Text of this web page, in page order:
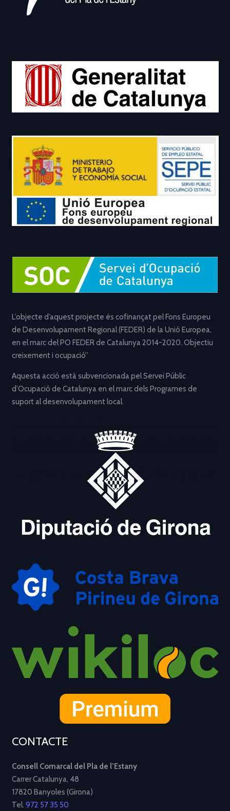
L’objecte d’aquest projecte és cofinançat pel Fons Europeu
de Desenvolupament Regional (FEDER) de la Unió Europea,
en el marc del PO FEDER de Catalunya 2014-2020. Objectiu
creixement i ocupació”
Aquesta acció està subvencionada pel Servei Públic
d’Ocupació de Catalunya en el marc dels Programes de
suport al desenvolupament local.
CONTACTE
Consell Comarcal del Pla de l’Estany
Carrer Catalunya, 48
17820 Banyoles (Girona)
Tel. 972 57 35 50